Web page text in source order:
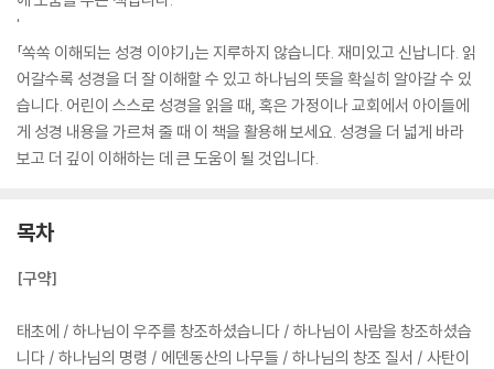
'
「쏙쏙 이해되는 성경 이야기」는 지루하지 않습니다. 재미있고 신납니다. 읽
어갈수록 성경을 더 잘 이해할 수 있고 하나님의 뜻을 확실히 알아갈 수 있
습니다. 어린이 스스로 성경을 읽을 때, 혹은 가정이나 교회에서 아이들에
게 성경 내용을 가르쳐 줄 때 이 책을 활용해 보세요. 성경을 더 넓게 바라
보고 더 깊이 이해하는 데 큰 도움이 될 것입니다.
목차
[구약]
태초에 / 하나님이 우주를 창조하셨습니다 / 하나님이 사람을 창조하셨습
니다 / 하나님의 명령 / 에덴동산의 나무들 / 하나님의 창조 질서 / 사탄이